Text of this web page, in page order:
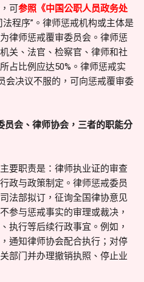
可参照《中国公职人员政务处
法程序”。律师惩戒机构或主体是
律师惩戒覆审委员会。律师惩
关、法官、检察官、律师和社
占比例应达50%。律师惩戒实
会决议不服的，可向惩戒覆审委
员会、律师协会，三者的职能分
主要职责是：律师执业证的审查
政与政策制定。律师惩戒委员
法部拟订，征询全国律协意见
参与惩戒事实的审理或裁决，
执行等后续行政事宜。例如，
通知律师协会配合执行；对停
部门并办理撤销执照、停止业